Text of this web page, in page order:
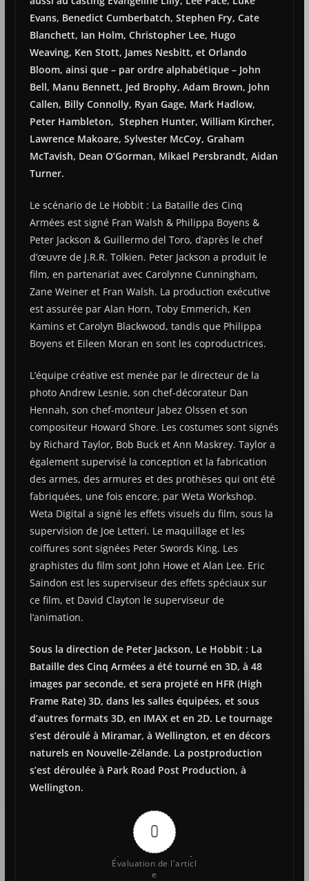
Evans, Benedict Cumberbatch, Stephen Fry, Cate
Blanchett, Ian Holm, Christopher Lee, Hugo
Weaving, Ken Stott, James Nesbitt, et Orlando
Bloom, ainsi que – par ordre alphabétique – John
Bell, Manu Bennett, Jed Brophy, Adam Brown, John
Callen, Billy Connolly, Ryan Gage, Mark Hadlow,
Peter Hambleton, Stephen Hunter, William Kircher,
Lawrence Makoare, Sylvester McCoy, Graham
McTavish, Dean O’Gorman, Mikael Persbrandt, Aidan
Turner.
Le scénario de Le Hobbit : La Bataille des Cinq
Armées est signé Fran Walsh & Philippa Boyens &
Peter Jackson & Guillermo del Toro, d’après le chef
d’œuvre de J.R.R. Tolkien. Peter Jackson a produit le
film, en partenariat avec Carolynne Cunningham,
Zane Weiner et Fran Walsh. La production exécutive
est assurée par Alan Horn, Toby Emmerich, Ken
Kamins et Carolyn Blackwood, tandis que Philippa
Boyens et Eileen Moran en sont les coproductrices.
L’équipe créative est menée par le directeur de la
photo Andrew Lesnie, son chef-décorateur Dan
Hennah, son chef-monteur Jabez Olssen et son
compositeur Howard Shore. Les costumes sont signés
by Richard Taylor, Bob Buck et Ann Maskrey. Taylor a
également supervisé la conception et la fabrication
des armes, des armures et des prothèses qui ont été
fabriquées, une fois encore, par Weta Workshop.
Weta Digital a signé les effets visuels du film, sous la
supervision de Joe Letteri. Le maquillage et les
coiffures sont signées Peter Swords King. Les
graphistes du film sont John Howe et Alan Lee. Eric
Saindon est les superviseur des effets spéciaux sur
ce film, et David Clayton le superviseur de
l’animation.
Sous la direction de Peter Jackson, Le Hobbit : La
Bataille des Cinq Armées a été tourné en 3D, à 48
images par seconde, et sera projeté en HFR (High
Frame Rate) 3D, dans les salles équipées, et sous
d’autres formats 3D, en IMAX et en 2D. Le tournage
s’est déroulé à Miramar, à Wellington, et en décors
naturels en Nouvelle-Zélande. La postproduction
s’est déroulée à Park Road Post Production, à
Wellington.
0
Évaluation de l'articl
e